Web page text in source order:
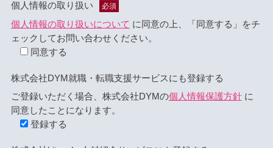
個人情報の取り扱い 必須
個人情報の取り扱いについて に同意の上、「同意する」をチ
ェックしてお問い合わせください。
同意する
株式会社DYM就職・転職支援サービスにも登録する
ご登録いただく場合、株式会社DYMの個人情報保護方針に
同意したことになります。
登録する